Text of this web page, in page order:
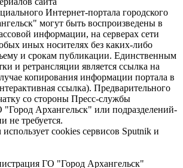
Интернет-портала городского
могут быть воспроизведены в
информации, на серверах сети
иных носителях без каких-либо
и срокам публикации. Единственным
и ретрансляции является ссылка на
копирования информации портала в
ссылка). Предварительного
со стороны Пресс-службы
Архангельск" или подразделений-
не требуется.
cookies сервисов Sputnik и
ГО "Город Архангельск"